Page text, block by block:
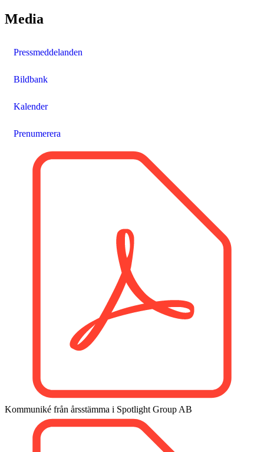
Media
Pressmeddelanden
Bildbank
Kalender
Prenumerera
Kommuniké från årsstämma i Spotlight Group AB